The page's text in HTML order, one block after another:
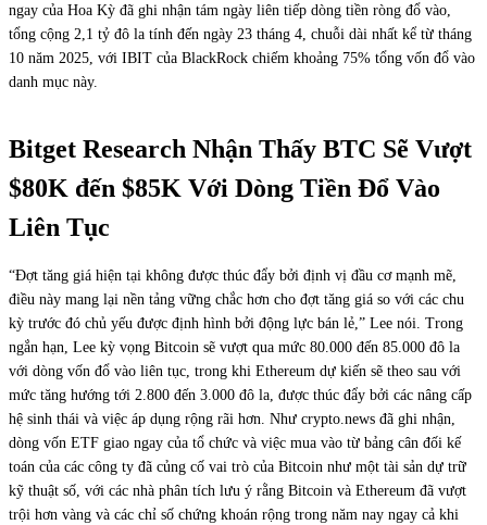
ngay của Hoa Kỳ đã ghi nhận tám ngày liên tiếp dòng tiền ròng đổ vào,
tổng cộng 2,1 tỷ đô la tính đến ngày 23 tháng 4, chuỗi dài nhất kể từ tháng
10 năm 2025, với IBIT của BlackRock chiếm khoảng 75% tổng vốn đổ vào
danh mục này.
Bitget Research Nhận Thấy BTC Sẽ Vượt
$80K đến $85K Với Dòng Tiền Đổ Vào
Liên Tục
“Đợt tăng giá hiện tại không được thúc đẩy bởi định vị đầu cơ mạnh mẽ,
điều này mang lại nền tảng vững chắc hơn cho đợt tăng giá so với các chu
kỳ trước đó chủ yếu được định hình bởi động lực bán lẻ,” Lee nói. Trong
ngắn hạn, Lee kỳ vọng Bitcoin sẽ vượt qua mức 80.000 đến 85.000 đô la
với dòng vốn đổ vào liên tục, trong khi Ethereum dự kiến sẽ theo sau với
mức tăng hướng tới 2.800 đến 3.000 đô la, được thúc đẩy bởi các nâng cấp
hệ sinh thái và việc áp dụng rộng rãi hơn. Như crypto.news đã ghi nhận,
dòng vốn ETF giao ngay của tổ chức và việc mua vào từ bảng cân đối kế
toán của các công ty đã củng cố vai trò của Bitcoin như một tài sản dự trữ
kỹ thuật số, với các nhà phân tích lưu ý rằng Bitcoin và Ethereum đã vượt
trội hơn vàng và các chỉ số chứng khoán rộng trong năm nay ngay cả khi